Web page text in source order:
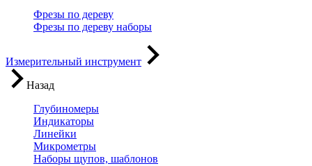
Фрезы по дереву
Фрезы по дереву наборы
Измерительный инструмент
Назад
Глубиномеры
Индикаторы
Линейки
Микрометры
Наборы щупов, шаблонов